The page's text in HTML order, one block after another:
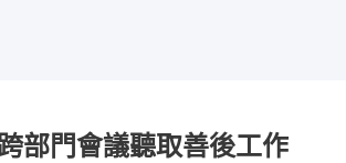
部門會議聽取善後工作